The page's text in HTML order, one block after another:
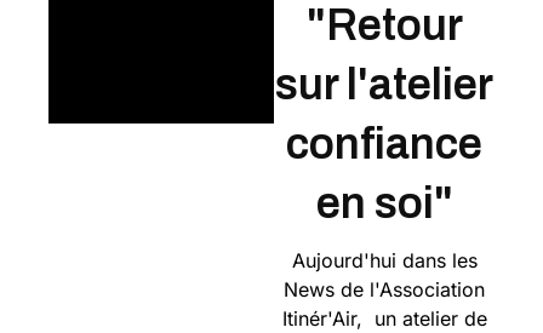
"Retour
sur l'atelier
confiance
en soi"
Aujourd'hui dans les
News de l'Association
Itinér'Air, un atelier de